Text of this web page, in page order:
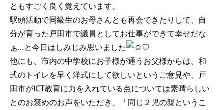
ともすごく良く覚えています。
駅頭活動で同級生のお母さんとも再会できたりして、自
分が育った戸田市で議員としてお仕事ができて幸せだな
ぁ…と今日はしみじみ思いました
♡
他にも、市内の中学校にお子様が通うお父様からは、和
式のトイレを早く洋式にして欲しいというご意見や、戸
田市がICT教育に力を入れている点については素晴らしい
とのお褒めのお声をいただき、「同じ２児の親というこ